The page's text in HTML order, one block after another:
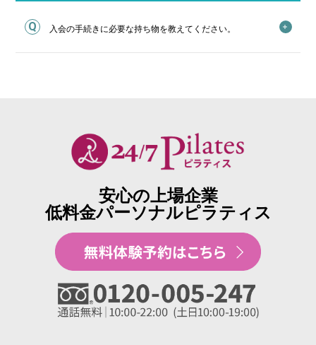
入会の手続きに必要な持ち物を教えてください。
安心の上場企業
低料金パーソナルピラティス